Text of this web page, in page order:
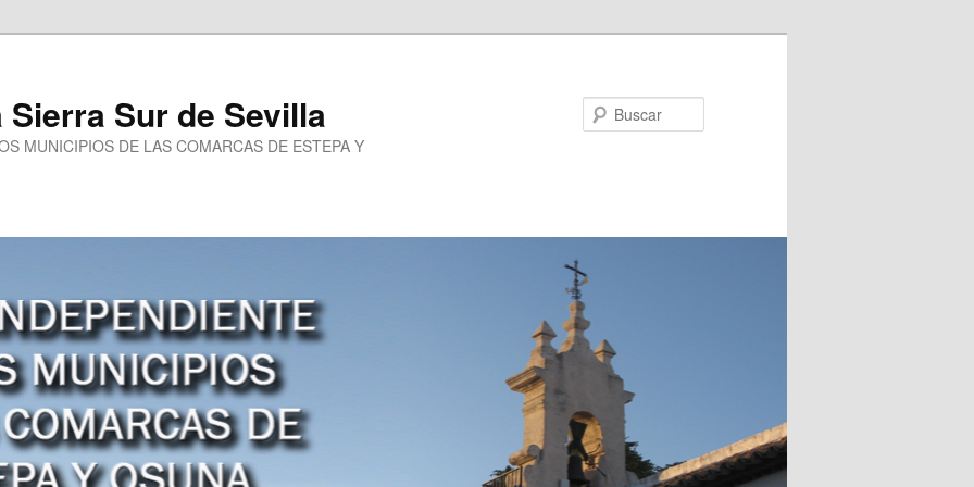
Sur de Sevilla
MUNICIPIOS DE LAS COMARCAS DE ESTEPA Y